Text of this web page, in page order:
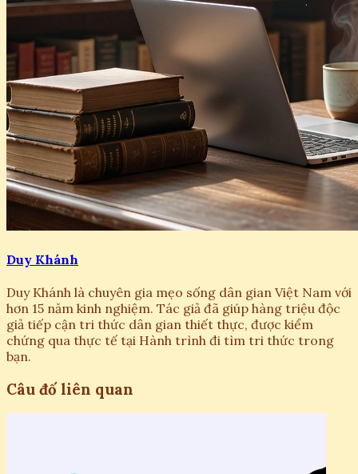
Duy Khánh
Duy Khánh là chuyên gia mẹo sống dân gian Việt Nam với
hơn 15 năm kinh nghiệm. Tác giả đã giúp hàng triệu độc
giả tiếp cận tri thức dân gian thiết thực, được kiểm
chứng qua thực tế tại Hành trình đi tìm tri thức trong
bạn.
Câu đố liên quan